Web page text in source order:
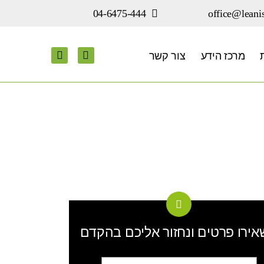
04-6475-444
מרכז הידע צור קשר
פרטים ונחזור אליכם בהקדם